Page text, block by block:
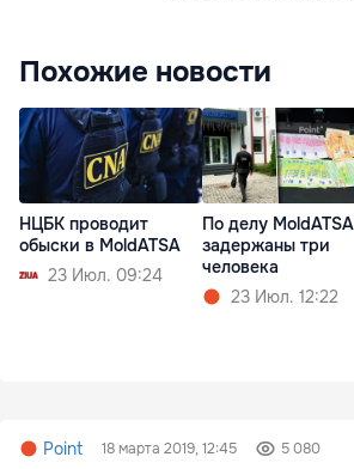
Похожие новости
НЦБК проводит
обыски в MoldATSA
23 Июл. 09:24
По делу MoldATSA
задержаны три
человека
23 Июл. 12:22
Point 18 марта 2019, 12:45 5 080